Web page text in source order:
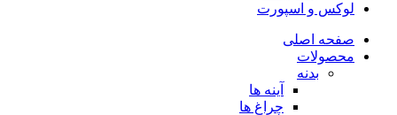
لوکس و اسپورت
صفحه اصلی
محصولات
بدنه
آینه ها
چراغ ها